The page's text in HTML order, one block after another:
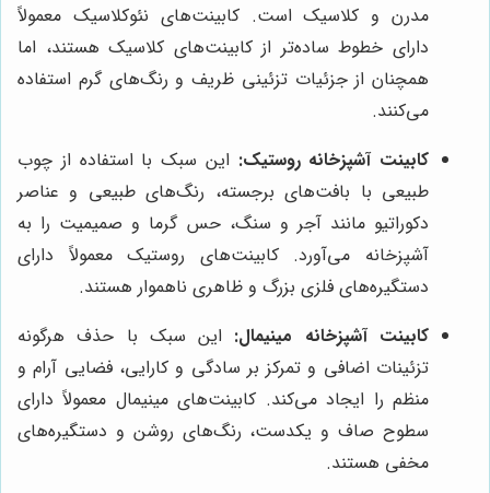
مدرن و کلاسیک است. کابینت‌های نئوکلاسیک معمولاً
دارای خطوط ساده‌تر از کابینت‌های کلاسیک هستند، اما
همچنان از جزئیات تزئینی ظریف و رنگ‌های گرم استفاده
می‌کنند.
کابینت آشپزخانه روستیک: این سبک با استفاده از چوب
طبیعی با بافت‌های برجسته، رنگ‌های طبیعی و عناصر
دکوراتیو مانند آجر و سنگ، حس گرما و صمیمیت را به
آشپزخانه می‌آورد. کابینت‌های روستیک معمولاً دارای
دستگیره‌های فلزی بزرگ و ظاهری ناهموار هستند.
کابینت آشپزخانه مینیمال: این سبک با حذف هرگونه
تزئینات اضافی و تمرکز بر سادگی و کارایی، فضایی آرام و
منظم را ایجاد می‌کند. کابینت‌های مینیمال معمولاً دارای
سطوح صاف و یکدست، رنگ‌های روشن و دستگیره‌های
مخفی هستند.